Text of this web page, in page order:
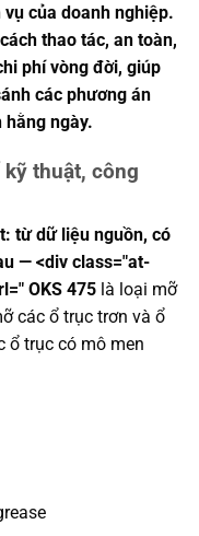
của doanh nghiệp.
thao tác, an toàn,
phí vòng đời, giúp
các phương án
ngày.
thuật, công
từ dữ liệu nguồn, có
— <div class="at-
OKS 475là loại mỡ
các ổ trục trơn và ổ
ổ trục có mô men